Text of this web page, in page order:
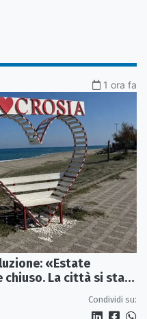
1 ora fa
«Estate
chiuso. La città si sta
Condividi su: